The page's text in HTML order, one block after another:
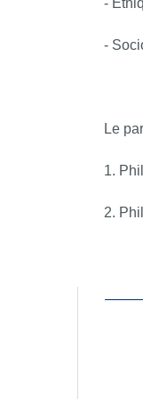
-
-
Le
1.
2.